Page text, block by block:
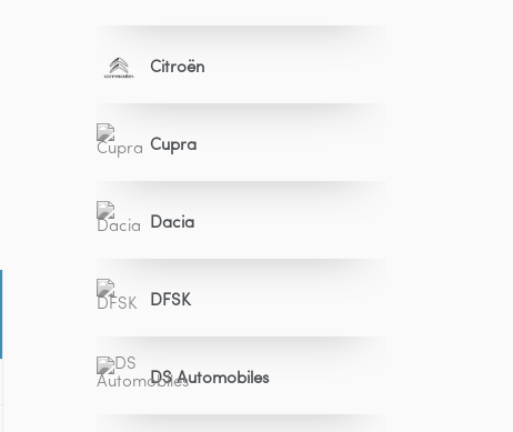
Citroën
Cupra
Dacia
DFSK
DS Automobiles